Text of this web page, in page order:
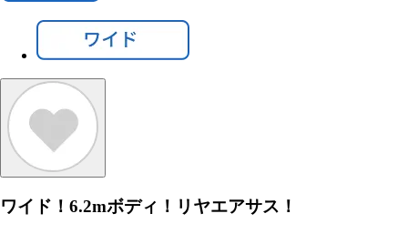
ワイド！6.2mボディ！リヤエアサス！